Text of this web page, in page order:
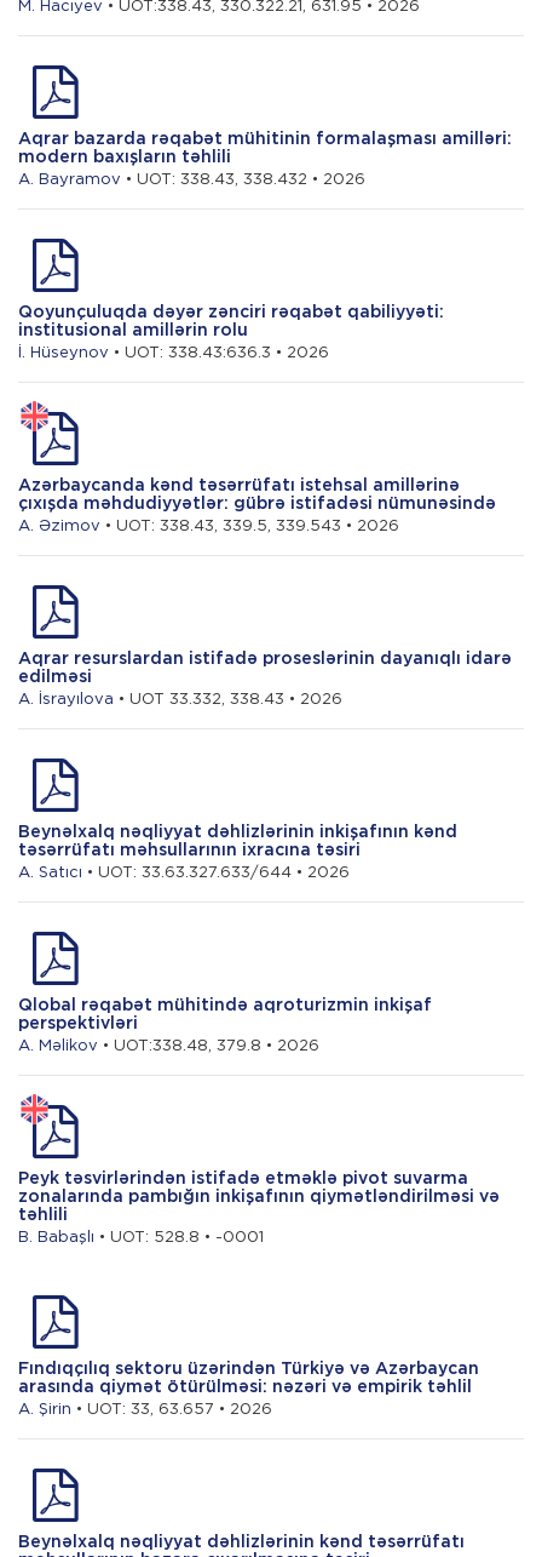
M. Hacıyev • UOT:338.43, 330.322.21, 631.95 • 2026
Aqrar bazarda rəqabət mühitinin formalaşması amilləri:
modern baxışların təhlili
A. Bayramov • UOT: 338.43, 338.432 • 2026
Qoyunçuluqda dəyər zənciri rəqabət qabiliyyəti:
institusional amillərin rolu
İ. Hüseynov • UOT: 338.43:636.3 • 2026
Azərbaycanda kənd təsərrüfatı istehsal amillərinə
çıxışda məhdudiyyətlər: gübrə istifadəsi nümunəsində
A. Əzimov • UOT: 338.43, 339.5, 339.543 • 2026
Aqrar resurslardan istifadə proseslərinin dayanıqlı idarə
edilməsi
A. İsrayılova • UOT 33.332, 338.43 • 2026
Beynəlxalq nəqliyyat dəhlizlərinin inkişafının kənd
təsərrüfatı məhsullarının ixracına təsiri
A. Satıcı • UOT: 33.63.327.633/644 • 2026
Qlobal rəqabət mühitində aqroturizmin inkişaf
perspektivləri
A. Məlikov • UOT:338.48, 379.8 • 2026
Peyk təsvirlərindən istifadə etməklə pivot suvarma
zonalarında pambığın inkişafının qiymətləndirilməsi və
təhlili
B. Babaşlı • UOT: 528.8 • -0001
Fındıqçılıq sektoru üzərindən Türkiyə və Azərbaycan
arasında qiymət ötürülməsi: nəzəri və empirik təhlil
A. Şirin • UOT: 33, 63.657 • 2026
Beynəlxalq nəqliyyat dəhlizlərinin kənd təsərrüfatı